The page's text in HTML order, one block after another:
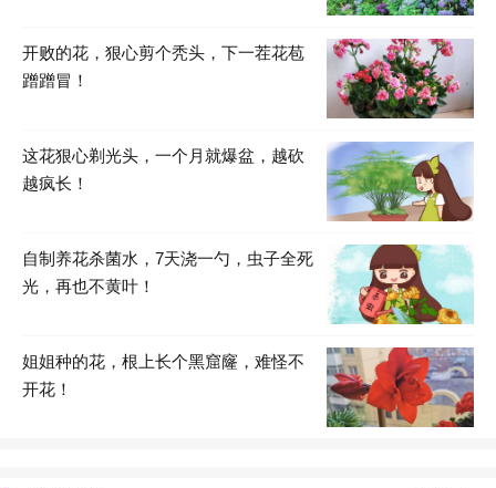
开败的花，狠心剪个秃头，下一茬花苞
蹭蹭冒！
这花狠心剃光头，一个月就爆盆，越砍
越疯长！
自制养花杀菌水，7天浇一勺，虫子全死
光，再也不黄叶！
姐姐种的花，根上长个黑窟窿，难怪不
开花！